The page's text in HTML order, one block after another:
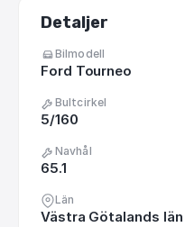
Detaljer
Bilmodell
Ford Tourneo
Bultcirkel
5/160
Navhål
65.1
Län
Västra Götalands län